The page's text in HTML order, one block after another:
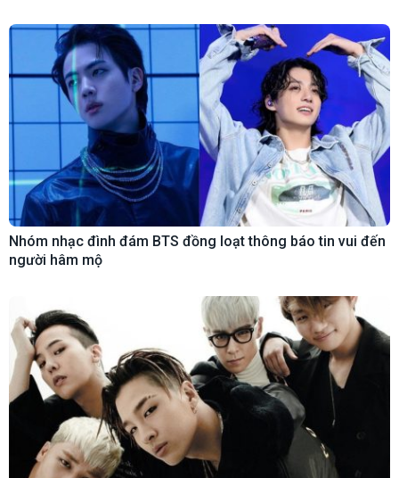
Nhóm nhạc đình đám BTS đồng loạt thông báo tin vui đến
người hâm mộ